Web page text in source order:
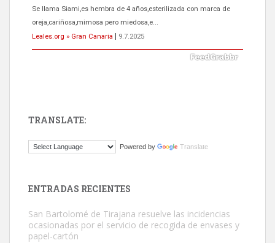
Se llama Siami,es hembra de 4 años,esterilizada con marca de
oreja,cariñosa,mimosa pero miedosa,e...
Leales.org » Gran Canaria
9.7.2025
El ayuntamiento se va a llevar a Los Gatos callejeros de la zona los
TRANSLATE:
Powered by Translate
ENTRADAS RECIENTES
San Bartolomé de Tirajana resuelve las incidencias
ocasionadas por el servicio de recogida de envases y
papel-cartón